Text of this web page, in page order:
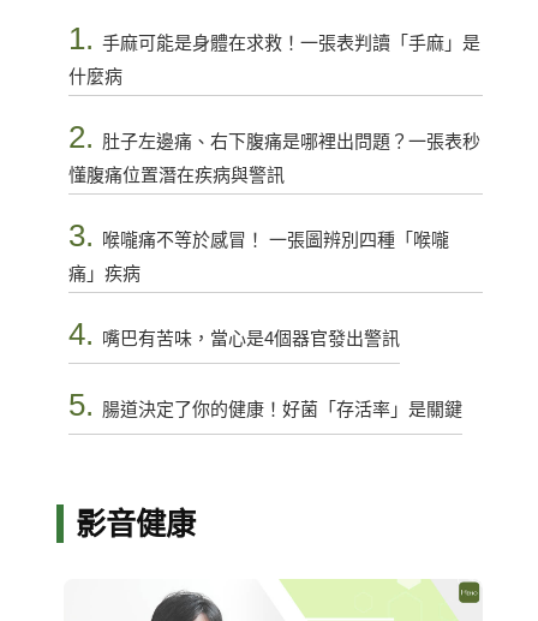
1. 手麻可能是身體在求救！一張表判讀「手麻」是
什麼病
2. 肚子左邊痛、右下腹痛是哪裡出問題？一張表秒
懂腹痛位置潛在疾病與警訊
3.
喉嚨痛不等於感冒！ 一張圖辨別四種「喉嚨
痛」疾病
4. 嘴巴有苦味，當心是4個器官發出警訊
5. 腸道決定了你的健康！好菌「存活率」是關鍵
影音健康